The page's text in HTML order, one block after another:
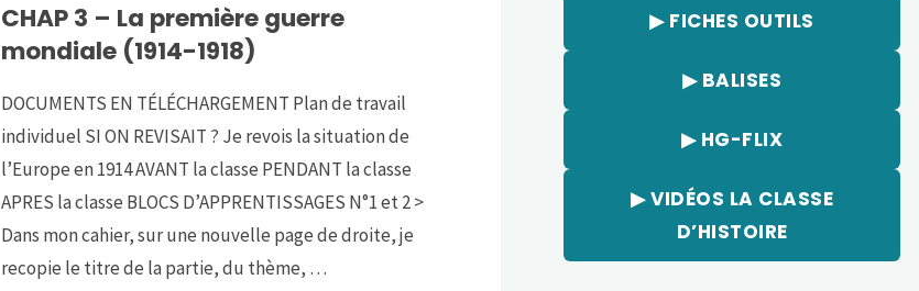
CHAP 3 – La première guerre
mondiale (1914-1918)
DOCUMENTS EN TÉLÉCHARGEMENT Plan de travail
individuel SI ON REVISAIT ? Je revois la situation de
l’Europe en 1914 AVANT la classe PENDANT la classe
APRES la classe BLOCS D’APPRENTISSAGES N°1 et 2 >
Dans mon cahier, sur une nouvelle page de droite, je
recopie le titre de la partie, du thème, …
▶︎ FICHES OUTILS
▶︎ BALISES
▶︎ HG-FLIX
▶︎ VIDÉOS LA CLASSE
D’HISTOIRE